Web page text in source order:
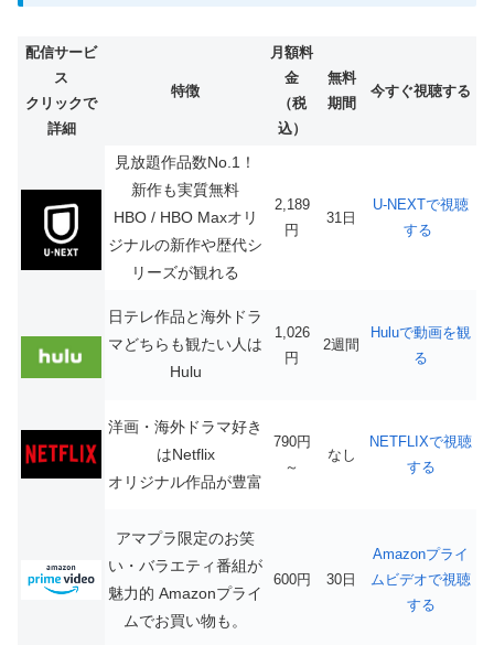
配信サービ
ス
クリックで
詳細
特徴
月額料
金
（税
込）
無料
期間
今すぐ視聴する
見放題作品数No.1！
新作も実質無料
HBO / HBO Maxオリ
ジナルの新作や歴代シ
リーズが観れる
2,189
円
31日
U-NEXTで視聴
する
日テレ作品と海外ドラ
マどちらも観たい人は
Hulu
1,026
円
2週間
Huluで動画を観
る
洋画・海外ドラマ好き
はNetflix
オリジナル作品が豊富
790円
～
なし
NETFLIXで視聴
する
アマプラ限定のお笑
い・バラエティ番組が
魅力的 Amazonプライ
ムでお買い物も。
600円 30日
Amazonプライ
ムビデオで視聴
する